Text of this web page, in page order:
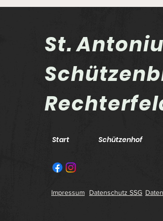
St.
Start Schützenhof
Impressum Datenschutz SSG